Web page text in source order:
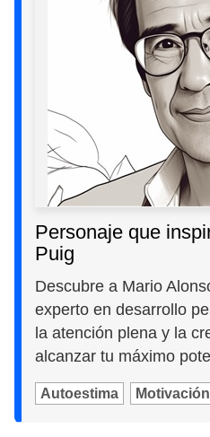
Personaje que
Puig
Descubre a Mario
experto en desarrollo
la atención plena y la
alcanzar tu máximo
Autoestima Motivación